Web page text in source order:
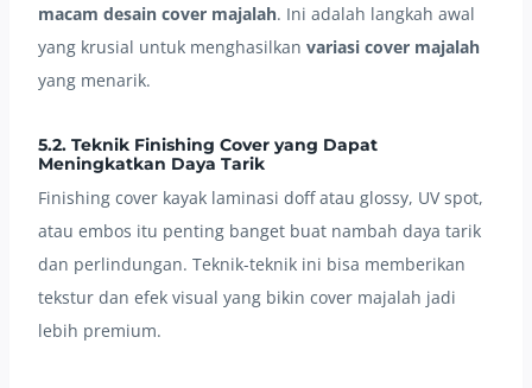
macam desain cover majalah. Ini adalah langkah awal
yang krusial untuk menghasilkan variasi cover majalah
yang menarik.
5.2. Teknik Finishing Cover yang Dapat
Meningkatkan Daya Tarik
Finishing cover kayak laminasi doff atau glossy, UV spot,
atau embos itu penting banget buat nambah daya tarik
dan perlindungan. Teknik-teknik ini bisa memberikan
tekstur dan efek visual yang bikin cover majalah jadi
lebih premium.